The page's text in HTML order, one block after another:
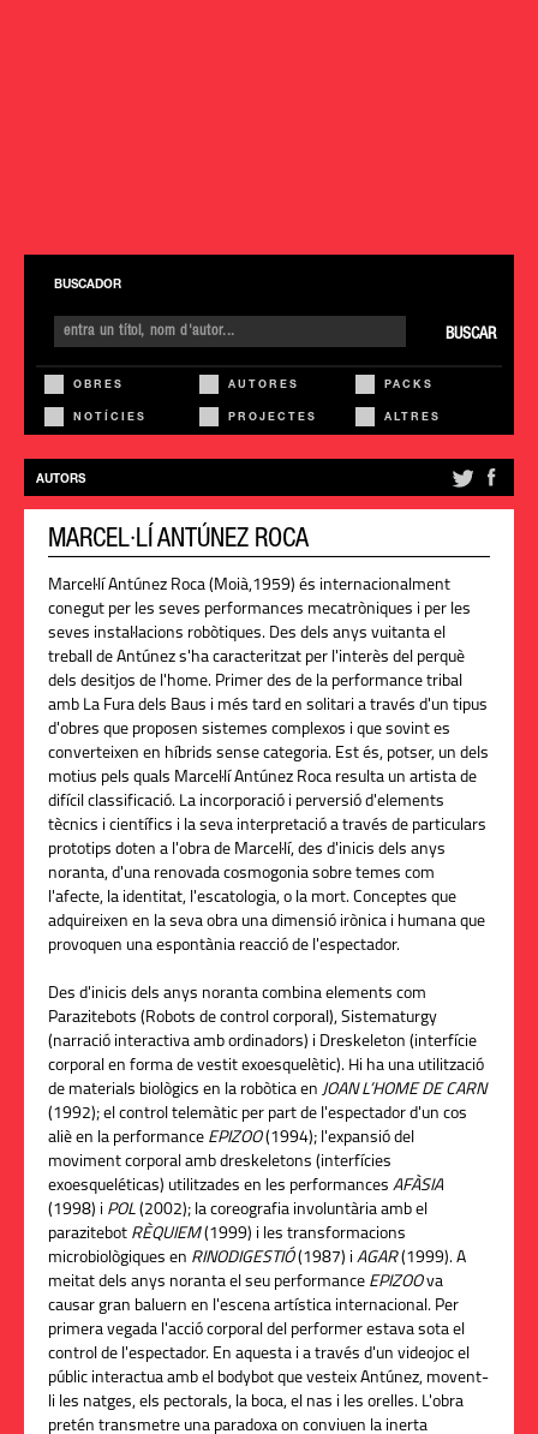
BUSCADOR
BUSCAR
OBRES AUTORES PACKS
NOTÍCIES PROJECTES ALTRES
AUTORS
MARCEL·LÍ ANTÚNEZ ROCA
Marcel·lí Antúnez Roca (Moià,1959) és internacionalment
conegut per les seves performances mecatròniques i per les
seves instal·lacions robòtiques. Des dels anys vuitanta el
treball de Antúnez s'ha caracteritzat per l'interès del perquè
dels desitjos de l'home. Primer des de la performance tribal
amb La Fura dels Baus i més tard en solitari a través d'un tipus
d'obres que proposen sistemes complexos i que sovint es
converteixen en híbrids sense categoria. Est és, potser, un dels
motius pels quals Marcel·lí Antúnez Roca resulta un artista de
difícil classificació. La incorporació i perversió d'elements
tècnics i científics i la seva interpretació a través de particulars
prototips doten a l'obra de Marcel·lí, des d'inicis dels anys
noranta, d'una renovada cosmogonia sobre temes com
l'afecte, la identitat, l'escatologia, o la mort. Conceptes que
adquireixen en la seva obra una dimensió irònica i humana que
provoquen una espontània reacció de l'espectador.
Des d'inicis dels anys noranta combina elements com
Parazitebots (Robots de control corporal), Sistematurgy
(narració interactiva amb ordinadors) i Dreskeleton (interfície
corporal en forma de vestit exoesquelètic). Hi ha una utilització
de materials biològics en la robòtica en JOAN L’HOME DE CARN
(1992); el control telemàtic per part de l'espectador d'un cos
aliè en la performance EPIZOO(1994); l'expansió del
moviment corporal amb dreskeletons (interfícies
exoesqueléticas) utilitzades en les performances AFÀSIA
(1998) i POL (2002); la coreografia involuntària amb el
parazitebot RÈQUIEM(1999) i les transformacions
microbiològiques en RINODIGESTIÓ(1987) i AGAR(1999). A
meitat dels anys noranta el seu performance EPIZOOva
causar gran baluern en l'escena artística internacional. Per
primera vegada l'acció corporal del performer estava sota el
control de l'espectador. En aquesta i a través d'un videojoc el
públic interactua amb el bodybot que vesteix Antúnez, movent-
li les natges, els pectorals, la boca, el nas i les orelles. L'obra
pretén transmetre una paradoxa on conviuen la inerta